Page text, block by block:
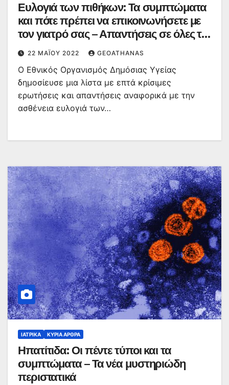
Ευλογιά των πιθήκων: Τα συμπτώματα
και πότε πρέπει να επικοινωνήσετε με
τον γιατρό σας – Απαντήσεις σε όλες τις
ερωτήσεις
22 ΜΑΪ́ΟΥ 2022 GEOATHANAS
Ο Εθνικός Οργανισμός Δημόσιας Υγείας
δημοσίευσε μια λίστα με επτά κρίσιμες
ερωτήσεις και απαντήσεις αναφορικά με την
ασθένεια ευλογιά των…
ΙΑΤΡΙΚΆ ΚΥΡΙΑ ΑΡΘΡΑ
Ηπατίτιδα: Οι πέντε τύποι και τα
συμπτώματα – Τα νέα μυστηριώδη
περιστατικά